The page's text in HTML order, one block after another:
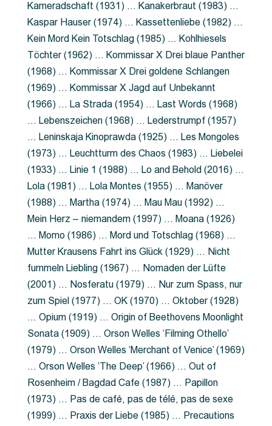
Kameradschaft (1931) … Kanakerbraut (1983) …
Kaspar Hauser (1974) … Kassettenliebe (1982) …
Kein Mord Kein Totschlag (1985) … Kohlhiesels
Töchter (1962) … Kommissar X Drei blaue Panther
(1968) … Kommissar X Drei goldene Schlangen
(1969) … Kommissar X Jagd auf Unbekannt
(1966) … La Strada (1954) … Last Words (1968)
… Lebenszeichen (1968) … Lederstrumpf (1957)
… Leninskaja Kinoprawda (1925) … Les Mongoles
(1973) … Leuchtturm des Chaos (1983) … Liebelei
(1933) … Linie 1 (1988) … Lo and Behold (2016) …
Lola (1981) … Lola Montes (1955) … Manöver
(1988) … Martha (1974) … Mau Mau (1992) …
Mein Herz – niemandem (1997) … Moana (1926)
… Momo (1986) … Mord und Totschlag (1968) …
Mutter Krausens Fahrt ins Glück (1929) … Nicht
fummeln Liebling (1967) … Nomaden der Lüfte
(2001) … Nosferatu (1979) … Nur zum Spass, nur
zum Spiel (1977) … OK (1970) … Oktober (1928)
… Opium (1919) … Origin of Beethovens Moonlight
Sonata (1909) … Orson Welles ‘Filming Othello’
(1979) … Orson Welles ‘Merchant of Venice’ (1969)
… Orson Welles ‘The Deep’ (1966) … Out of
Rosenheim / Bagdad Cafe (1987) … Papillon
(1973) … Pas de café, pas de télé, pas de sexe
(1999) … Praxis der Liebe (1985) … Precautions